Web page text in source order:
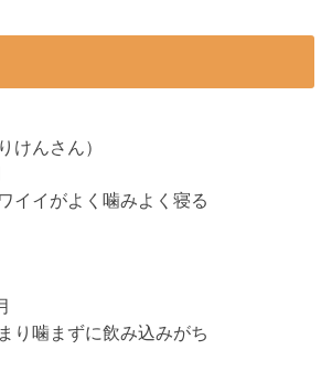
けんさん）
イイがよく噛みよく寝る
り噛まずに飲み込みがち